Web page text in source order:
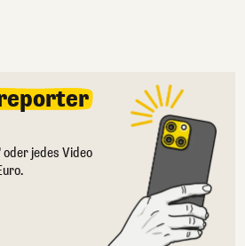
oder jedes Video